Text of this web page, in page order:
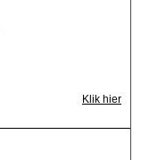
Klik hier